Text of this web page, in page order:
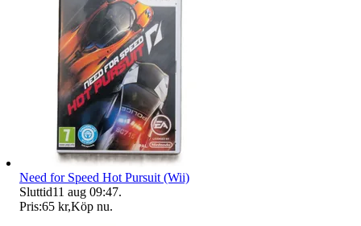
Need for Speed Hot Pursuit (Wii)
Sluttid11 aug 09:47.
Pris:65 kr,Köp nu.